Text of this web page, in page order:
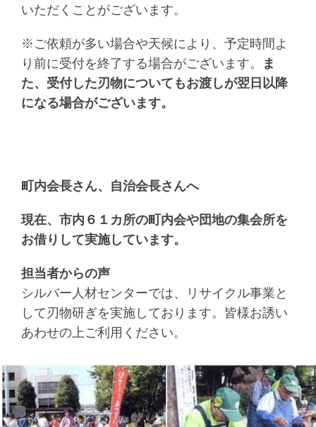
いただくことがございます。
※ご依頼が多い場合や天候により、予定時間よ
り前に受付を終了する場合がございます。
ま
た、受付した刃物についてもお渡しが翌日以降
になる場合がございます。
町内会長さん、自治会長さんへ
現在、市内６１カ所の町内会や団地の集会所を
お借りして実施しています。
担当者からの声
シルバー人材センターでは、リサイクル事業と
して刃物研ぎを実施しております。皆様お誘い
あわせの上ご利用ください。